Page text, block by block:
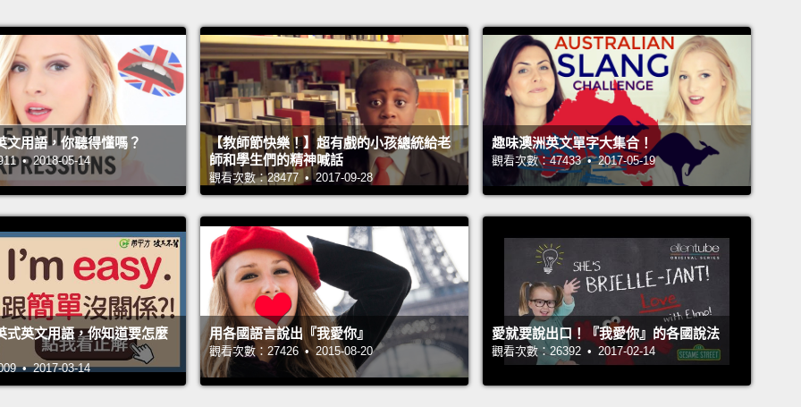
Number 15: You can do it! But don't say it if it's something
they can't do.
十五：你可以的!但如果是一件他們不可以做的事，不要這麼
說。
Number 14: Another thing that we should say more often,
I have barbecue sauce on my shirt too. Before you say
something about the barbecue sauce on somebody
else's shirt, take a look at the barbecue sauce on your
own shirt.
十四：另一件我們應該更常說的事是，我的衣服上也有沾到烤
肉醬。在你對別人衣服上的烤肉醬說些什麼前，先看看你自己
衣服上的烤肉醬。
文用語，你聽得懂嗎？
• 2018-05-14
【教師節快樂！】超有戲的小孩總統給老
師和學生們的精神喊話
觀看次數：28477 • 2017-09-28
趣味澳洲英文單字大集合！
觀看次數：47433 • 2017-05-19
式英文用語，你知道要怎麼
• 2017-03-14
用各國語言說出『我愛你』
觀看次數：27426 • 2015-08-20
愛就要說出口！『我愛你』的各國說法
觀看次數：26392 • 2017-02-14